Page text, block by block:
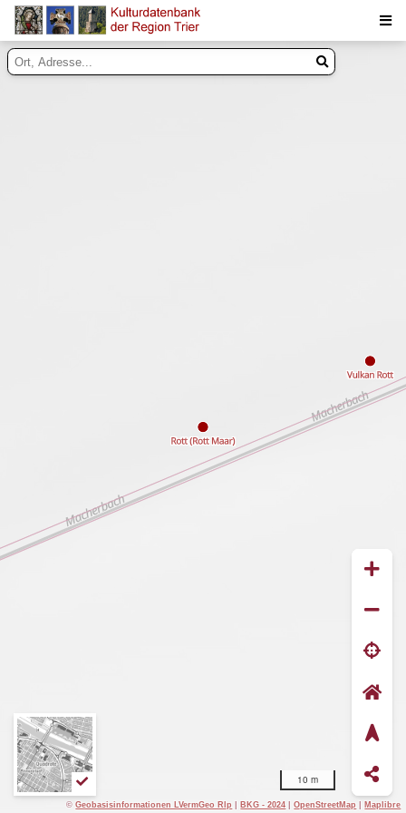
10 m
Suche
©Geobasisinformationen LVermGeo Rlp |BKG - 2024 |OpenStreetMap |Maplibre